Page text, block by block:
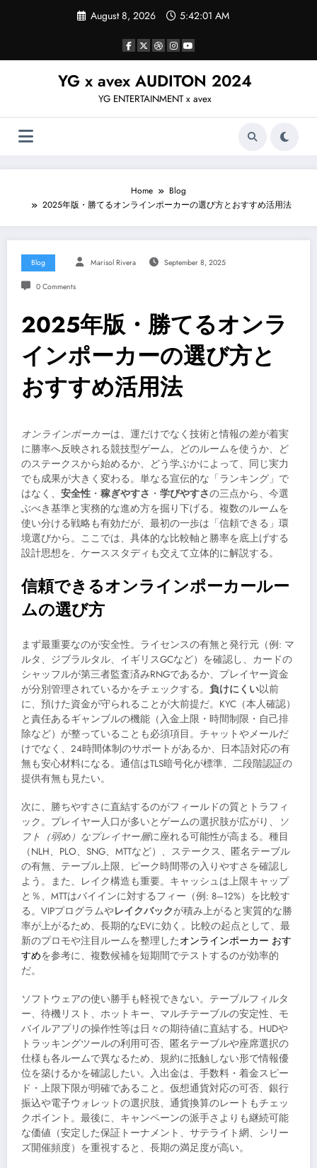
August 8, 2026 5:42:02 AM
YG x avex AUDITON 2024
YG ENTERTAINMENT x avex
Home
Blog
2025年版・勝てるオンラインポーカーの選び方とおすすめ活用法
Blog Marisol Rivera September 8, 2025
0 Comments
2025年版・勝てるオンラ
インポーカーの選び方と
おすすめ活用法
オンラインポーカーは、運だけでなく技術と情報の差が着実
に勝率へ反映される競技型ゲーム。どのルームを使うか、ど
のステークスから始めるか、どう学ぶかによって、同じ実力
でも成果が大きく変わる。単なる宣伝的な「ランキング」で
はなく、 安全性 ・ 稼ぎやすさ ・ 学びやすさの三点から、今選
ぶべき基準と実務的な進め方を掘り下げる。複数のルームを
使い分ける戦略も有効だが、最初の一歩は「信頼できる」環
境選びから。ここでは、具体的な比較軸と勝率を底上げする
設計思想を、ケーススタディも交えて立体的に解説する。
信頼できるオンラインポーカールー
ムの選び方
まず最重要なのが安全性。ライセンスの有無と発行元（例: マ
ルタ、ジブラルタル、イギリスGCなど）を確認し、カードの
シャッフルが第三者監査済みRNGであるか、プレイヤー資金
が分別管理されているかをチェックする。 負けにくい以前
に、預けた資金が守られることが大前提だ。KYC（本人確認）
と責任あるギャンブルの機能（入金上限・時間制限・自己排
除など）が整っていることも必須項目。チャットやメールだ
けでなく、24時間体制のサポートがあるか、日本語対応の有
無も安心材料になる。通信はTLS暗号化が標準、二段階認証の
提供有無も見たい。
次に、勝ちやすさに直結するのがフィールドの質とトラフィ
ック。プレイヤー人口が多いとゲームの選択肢が広がり、
ソ
フト（弱め）なプレイヤー層に座れる可能性が高まる。種目
（NLH、PLO、SNG、MTTなど）、ステークス、匿名テーブル
の有無、テーブル上限、ピーク時間帯の入りやすさを確認し
よう。また、レイク構造も重要。キャッシュは上限キャップ
と％、MTTはバイインに対するフィー（例: 8–12%）を比較す
る。VIPプログラムやレイクバックが積み上がると実質的な勝
率が上がるため、長期的なEVに効く。比較の起点として、最
新のプロモや注目ルームを整理したオンラインポーカー おす
すめを参考に、複数候補を短期間でテストするのが効率的
だ。
ソフトウェアの使い勝手も軽視できない。テーブルフィルタ
ー、待機リスト、ホットキー、マルチテーブルの安定性、モ
バイルアプリの操作性等は日々の期待値に直結する。HUDや
トラッキングツールの利用可否、匿名テーブルや座席選択の
仕様も各ルームで異なるため、規約に抵触しない形で情報優
位を築けるかを確認したい。入出金は、手数料・着金スピー
ド・上限下限が明確であること。仮想通貨対応の可否、銀行
振込や電子ウォレットの選択肢、通貨換算のレートもチェッ
クポイント。最後に、キャンペーンの派手さよりも継続可能
な価値（安定した保証トーナメント、サテライト網、シリー
ズ開催頻度）を重視すると、長期の満足度が高い。